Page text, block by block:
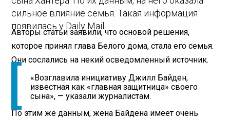
сильное влияние семья. Такая информация
появилась у Daily Mail.
Авторы статьи заявили, что основой решения,
которое принял глава Белого дома, стала его семья.
Они сослались на некий осведомленный источник.
«Возглавила инициативу Джилл Байден,
известная как «главная защитница» своего
сына», — указали журналистам.
По этим же данным, жена Байдена имеет очень